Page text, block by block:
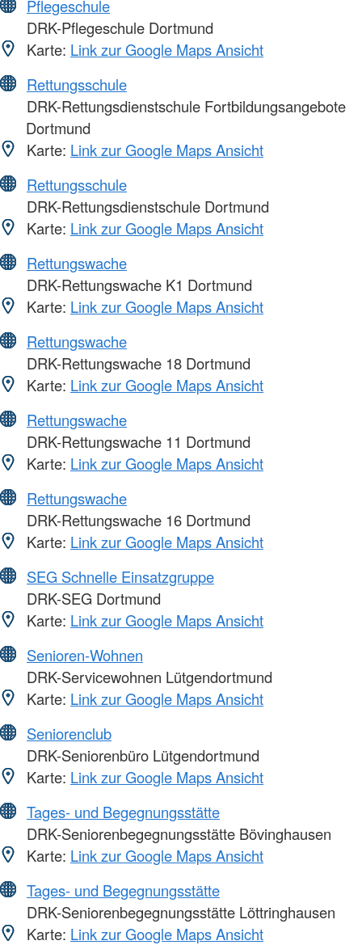
Pflegeschule
DRK-Pflegeschule Dortmund
Karte: Link zur Google Maps Ansicht
Rettungsschule
DRK-Rettungsdienstschule Fortbildungsangebote
Dortmund
Karte: Link zur Google Maps Ansicht
Rettungsschule
DRK-Rettungsdienstschule Dortmund
Karte: Link zur Google Maps Ansicht
Rettungswache
DRK-Rettungswache K1 Dortmund
Karte: Link zur Google Maps Ansicht
Rettungswache
DRK-Rettungswache 18 Dortmund
Karte: Link zur Google Maps Ansicht
Rettungswache
DRK-Rettungswache 11 Dortmund
Karte: Link zur Google Maps Ansicht
Rettungswache
DRK-Rettungswache 16 Dortmund
Karte: Link zur Google Maps Ansicht
SEG Schnelle Einsatzgruppe
DRK-SEG Dortmund
Karte: Link zur Google Maps Ansicht
Senioren-Wohnen
DRK-Servicewohnen Lütgendortmund
Karte: Link zur Google Maps Ansicht
Seniorenclub
DRK-Seniorenbüro Lütgendortmund
Karte: Link zur Google Maps Ansicht
Tages- und Begegnungsstätte
DRK-Seniorenbegegnungsstätte Bövinghausen
Karte: Link zur Google Maps Ansicht
Tages- und Begegnungsstätte
DRK-Seniorenbegegnungsstätte Löttringhausen
Karte: Link zur Google Maps Ansicht